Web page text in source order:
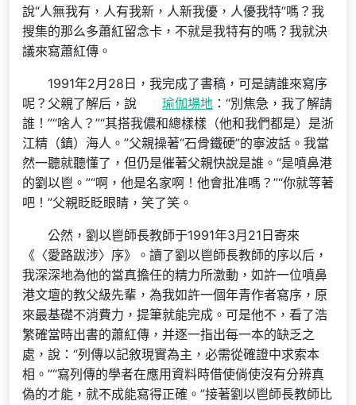
說“人無我有，人有我新，人新我優，人優我特”嗎？我
搜集的那么多蕭紅留念卡，不就是我特有的嗎？我就決
議來寫蕭紅傳。
1991年2月28日，我完成了書稿，可是請誰來寫序
呢？父親了解后，說
瑜伽場地 ：“別焦急，我了解請
誰！”“啥人？”“其搭我儂和總樣樣（他和我們都是）是浙
江精（鎮）海人。”父親操著“石骨鐵硬”的寧波話。我當
然一聽就聽懂了，但仍是催著父親快說是誰。“是噴鼻港
的劉以鬯。”“啊，他是名家啊！他會批准嗎？”“你就等著
吧！”父親眨眨眼睛，笑了笑。
公然，劉以鬯師長教師于1991年3月21日寄來
《〈愛路跋涉〉序》。讀了劉以鬯師長教師的序以后，
我深深地為他的當真擔任的精力所激動，如許一位噴鼻
港文壇的教父級先輩，為我如許一個年青作者寫序，原
來最基礎不消費力，提筆就能完成。可是他不，看了浩
繁確當時出書的蕭紅傳，并逐一指出每一本的缺乏之
處，說：“列傳以記敘現實為主，必需從確證中求索本
相。”“寫列傳的學者在應用資料時借使倘使沒有分辨真
偽的才能，就不成能寫得正確。”接著劉以鬯師長教師比